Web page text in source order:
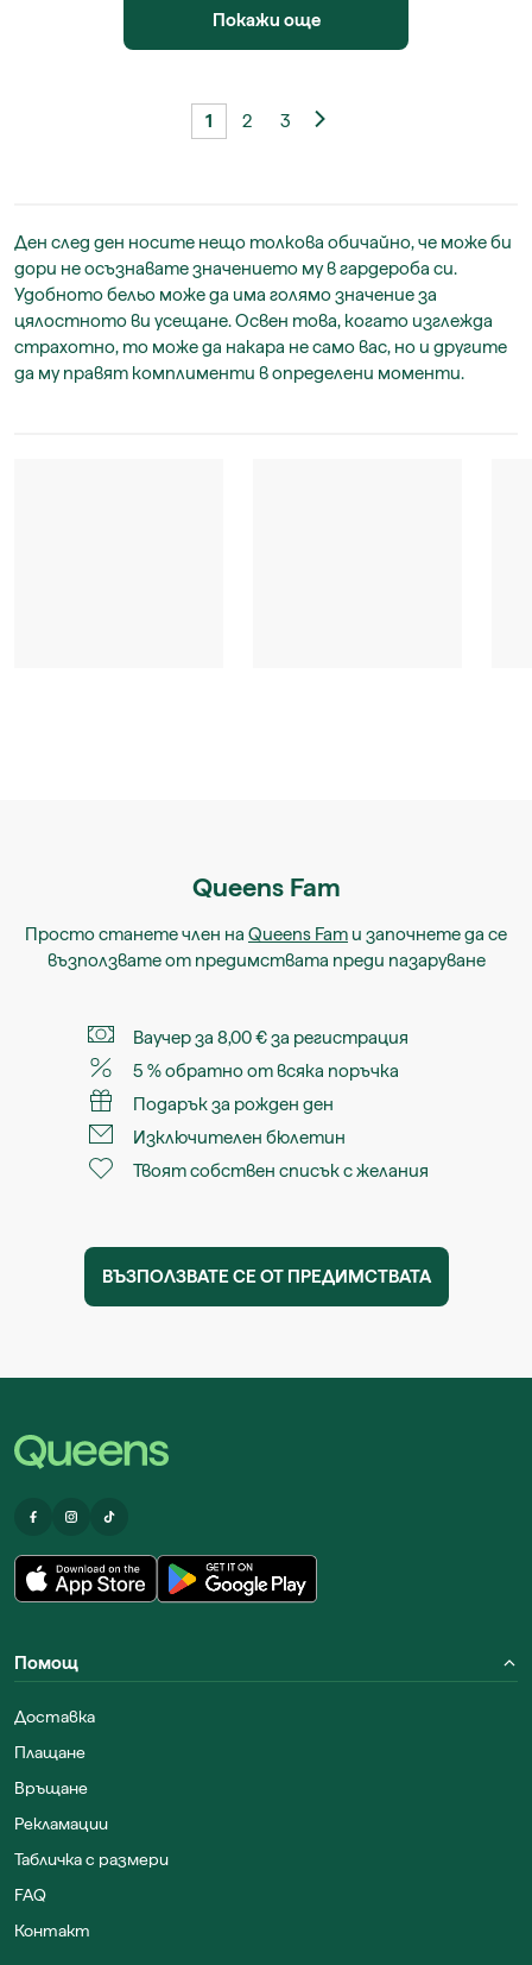
Покажи още
1 2 3
Ден след ден носите нещо толкова обичайно, че може би
дори не осъзнавате значението му в гардероба си.
Удобното бельо може да има голямо значение за
цялостното ви усещане. Освен това, когато изглежда
страхотно, то може да накара не само вас, но и другите
да му правят комплименти в определени моменти.
Queens Fam
Просто станете член на Queens Fam и започнете да се
възползвате от предимствата преди пазаруване
Ваучер за 8,00 € за регистрация
5 % обратно от всяка поръчка
Подарък за рожден ден
Изключителен бюлетин
Твоят собствен списък с желания
ВЪЗПОЛЗВАТЕ СЕ ОТ ПРЕДИМСТВАТА
Помощ
Доставка
Плащане
Връщане
Рекламации
Табличка с размери
FAQ
Контакт